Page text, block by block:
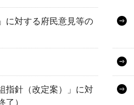
に対する府民意見等の
指針（改定案）」に対
）